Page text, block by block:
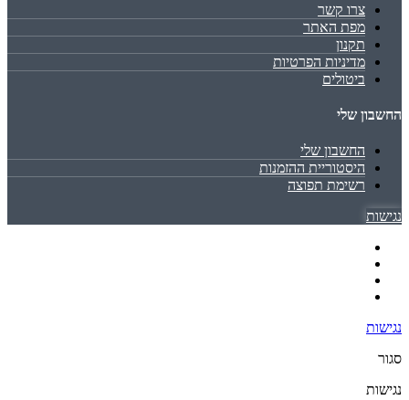
צרו קשר
מפת האתר
תקנון
מדיניות הפרטיות
ביטולים
החשבון שלי
החשבון שלי
היסטוריית ההזמנות
רשימת תפוצה
נגישות
נגישות
סגור
נגישות